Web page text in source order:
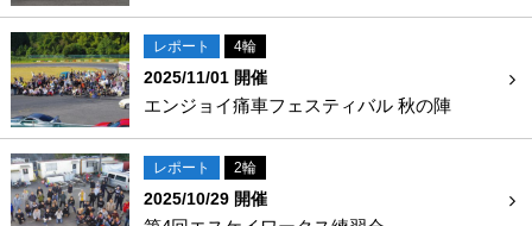
レポート 4輪
2025/11/01 開催
エンジョイ痛車フェスティバル 秋の陣
レポート 2輪
2025/10/29 開催